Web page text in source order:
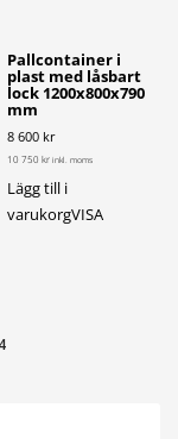
Pallcontainer i
plast med låsbart
lock 1200x800x790
mm
8 600 kr
10 750 kr inkl. moms
Lägg till i
varukorgVISA
4